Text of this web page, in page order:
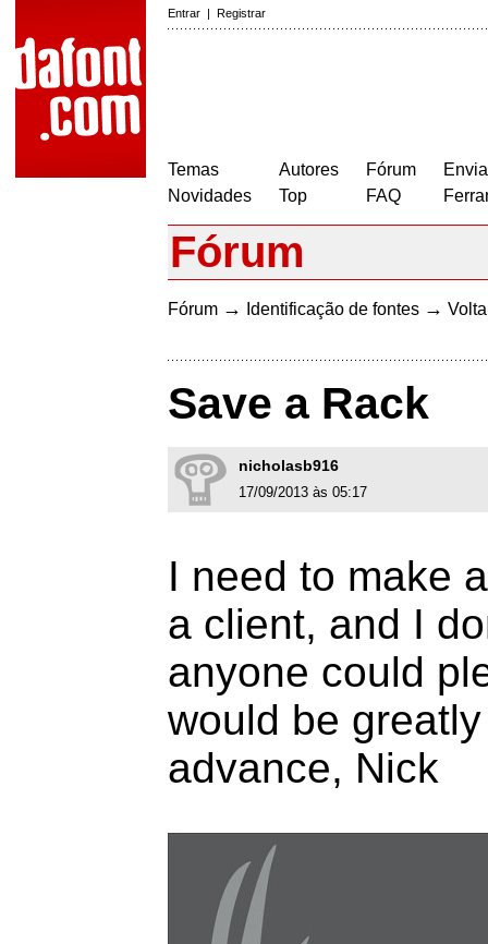
Entrar | Registrar
Temas
Novidades
Autores
Top
Fórum
FAQ
Fórum
Fórum → Identificação de fontes →
Save a Rack
nicholasb916
17/09/2013 às 05:17
I need to make
a client, and I
anyone could
would be
advance, Nick